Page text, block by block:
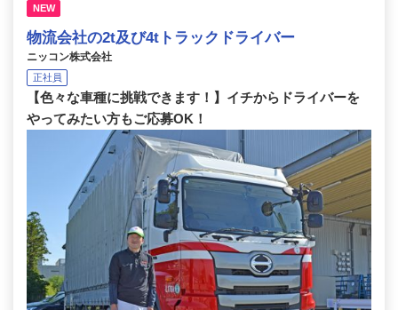
NEW
物流会社の2t及び4tトラックドライバー
ニッコン株式会社
正社員
【色々な車種に挑戦できます！】イチからドライバーを
やってみたい方もご応募OK！